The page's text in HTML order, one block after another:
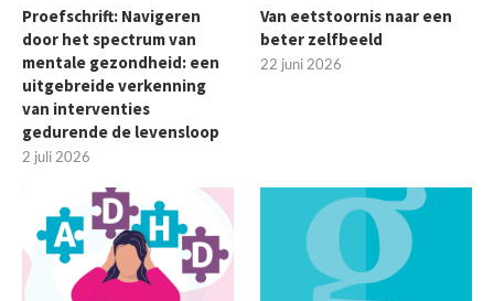
Proefschrift: Navigeren
door het spectrum van
mentale gezondheid: een
uitgebreide verkenning
van interventies
gedurende de levensloop
2 juli 2026
Van eetstoornis naar een
beter zelfbeeld
22 juni 2026